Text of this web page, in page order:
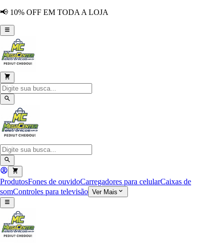
📢 10% OFF EM TODA A LOJA
ProdutosFones de ouvidoCarregadores para celularCaixas de
somControles para televisão Ver Mais